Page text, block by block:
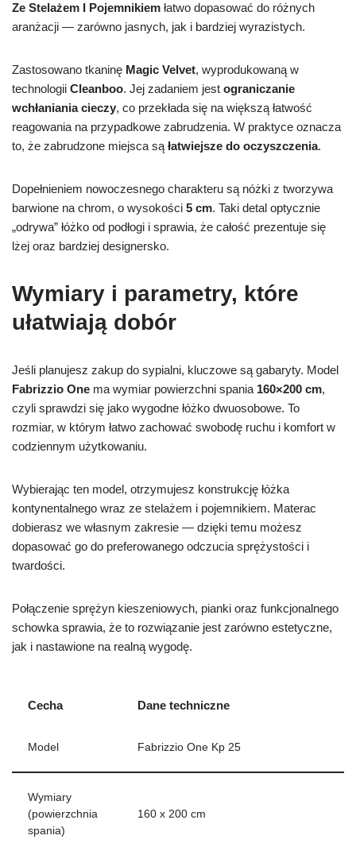
Ze Stelażem I Pojemnikiem łatwo dopasować do różnych
aranżacji — zarówno jasnych, jak i bardziej wyrazistych.
Zastosowano tkaninę Magic Velvet, wyprodukowaną w
technologii Cleanboo. Jej zadaniem jest ograniczanie
wchłaniania cieczy, co przekłada się na większą łatwość
reagowania na przypadkowe zabrudzenia. W praktyce oznacza
to, że zabrudzone miejsca są łatwiejsze do oczyszczenia.
Dopełnieniem nowoczesnego charakteru są nóżki z tworzywa
barwione na chrom, o wysokości 5 cm. Taki detal optycznie
„odrywa” łóżko od podłogi i sprawia, że całość prezentuje się
lżej oraz bardziej designersko.
Wymiary i parametry, które
ułatwiają dobór
Jeśli planujesz zakup do sypialni, kluczowe są gabaryty. Model
Fabrizzio One ma wymiar powierzchni spania 160×200 cm,
czyli sprawdzi się jako wygodne łóżko dwuosobowe. To
rozmiar, w którym łatwo zachować swobodę ruchu i komfort w
codziennym użytkowaniu.
Wybierając ten model, otrzymujesz konstrukcję łóżka
kontynentalnego wraz ze stelażem i pojemnikiem. Materac
dobierasz we własnym zakresie — dzięki temu możesz
dopasować go do preferowanego odczucia sprężystości i
twardości.
Połączenie sprężyn kieszeniowych, pianki oraz funkcjonalnego
schowka sprawia, że to rozwiązanie jest zarówno estetyczne,
jak i nastawione na realną wygodę.
Cecha Dane techniczne
Model Fabrizzio One Kp 25
Wymiary
(powierzchnia
spania)
160 x 200 cm